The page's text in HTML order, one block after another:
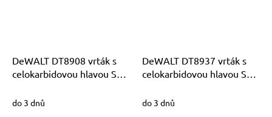
DeWALT DT8908 vrták s
celokarbidovou hlavou SDS
5x160x100mm
do 3 dnů
DeWALT DT8937 vrták s
celokarbidovou hlavou SDS
12x460x400mm
do 3 dnů